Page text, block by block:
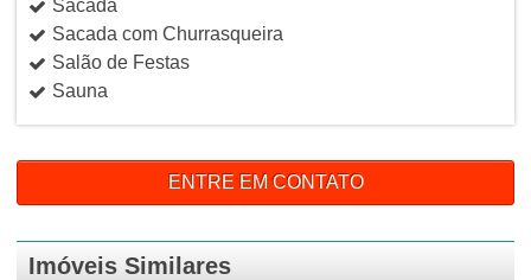
Sacada
Sacada com Churrasqueira
Salão de Festas
Sauna
ENTRE EM CONTATO
Imóveis Similares